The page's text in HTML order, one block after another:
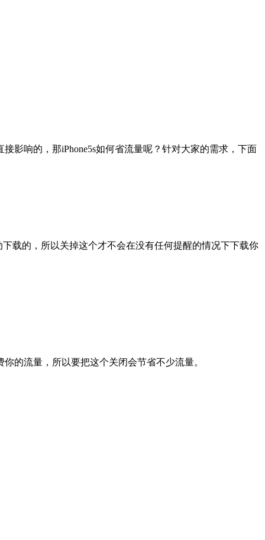
影响的，那iPhone5s如何省流量呢？针对大家的需求，下面
载的，所以关掉这个才不会在没有任何提醒的情况下下载你
的流量，所以要把这个关闭会节省不少流量。